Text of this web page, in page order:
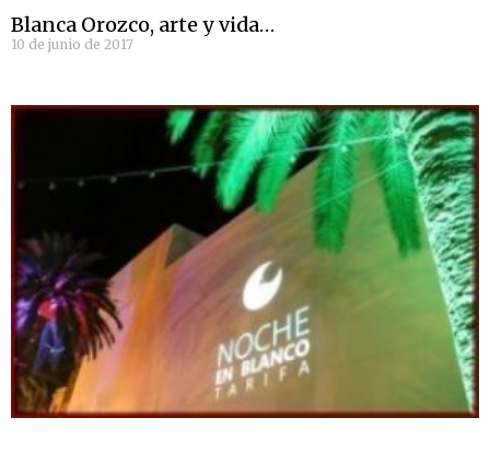
Blanca Orozco, arte y vida…
10 de junio de 2017